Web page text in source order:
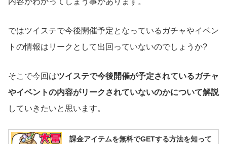
ではツイステで今後開催予定となっているガチャやイベン
トの情報はリークとして出回っていないのでしょうか?
そこで今回はツイステで今後開催が予定されているガチャ
やイベントの内容がリークされていないのかについて解説
していきたいと思います。
課金アイテムを無料でGETする方法を知って